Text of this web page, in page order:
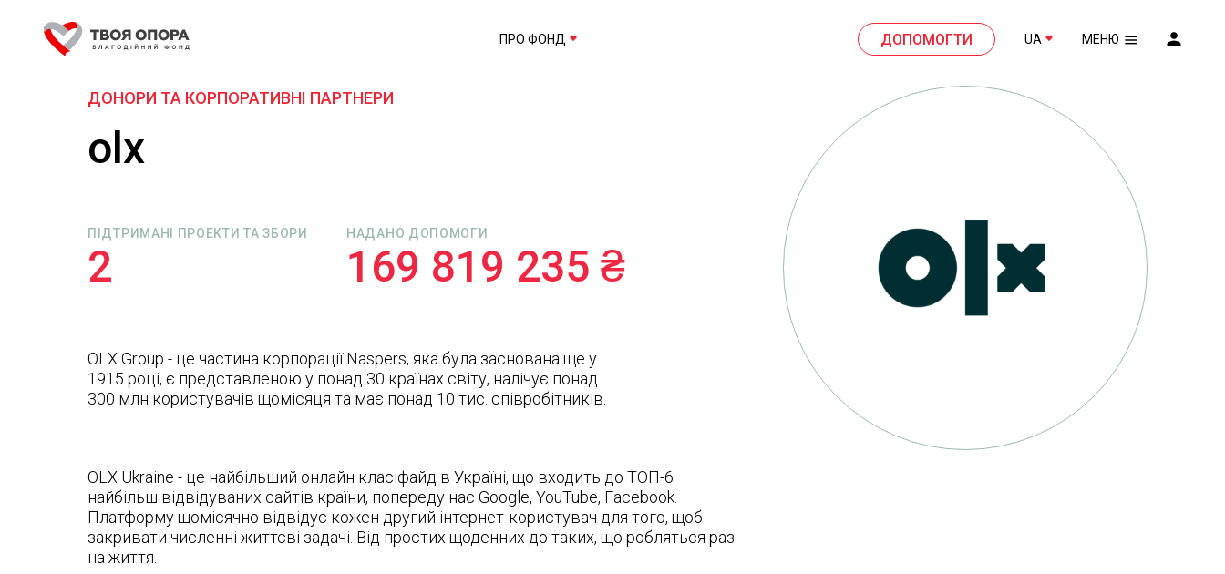
ПРО ФОНД ДОПОМОГТИ UA МЕНЮ
ДОНОРИ ТА КОРПОРАТИВНІ ПАРТНЕРИ
olx
ПІДТРИМАНІ ПРОЕКТИ ТА ЗБОРИ
2
НАДАНО ДОПОМОГИ
169 819 235 ₴
OLX Group - це частина корпорації Naspers, яка була заснована ще у
1915 році, є представленою у понад 30 країнах світу, налічує понад
300 млн користувачів щомісяця та має понад 10 тис. співробітників.
OLX Ukraine - це найбільший онлайн класіфайд в Україні, що входить до ТОП-6
найбільш відвідуваних сайтів країни, попереду нас Google, YouTube, Facebook.
Платформу щомісячно відвідує кожен другий інтернет-користувач для того, щоб
закривати численні життєві задачі. Від простих щоденних до таких, що робляться раз
на життя.